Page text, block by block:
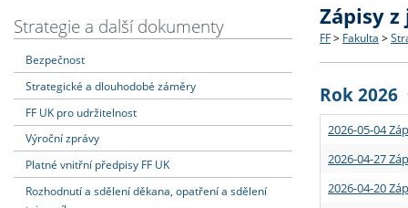
Dozvědět se více
Struktura
Strategie
Podpora
Podat přihlášku
Co
Učitelské
Dozvědět se více
Rigorózní
Dozvědět se více
O vědě a
Granty a
Dozvědět se více
Aktuální
Strategie a další dokumenty
Bezpečnost
Strategické a dlouhodobé záměry
FF UK pro udržitelnost
Výroční zprávy
Platné vnitřní předpisy FF UK
Rozhodnutí a sdělení děkana, opatření a sdělení
Zápisy
FF > Fakulta >
Rok 2026
2026-05-04
2026-04-27
2026-04-20